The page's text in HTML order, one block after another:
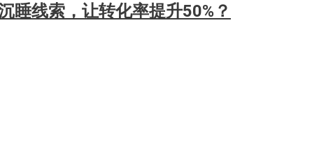
睡线索，让转化率提升50%？